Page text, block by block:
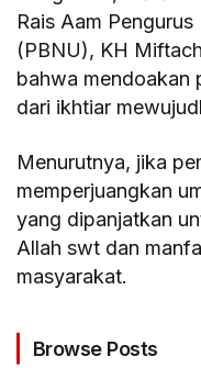
Rais Aam
(PBNU), KH
bahwa mendoakan
dari ikhtiar
Menurutnya, jika
memperjuangkan
yang dipanjatkan
Allah swt dan
masyarakat.
Browse Posts